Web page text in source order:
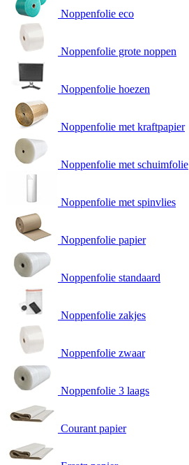
Noppenfolie eco
Noppenfolie grote noppen
Noppenfolie hoezen
Noppenfolie met kraftpapier
Noppenfolie met schuimfolie
Noppenfolie met spinvlies
Noppenfolie papier
Noppenfolie standaard
Noppenfolie zakjes
Noppenfolie zwaar
Noppenfolie 3 laags
Courant papier